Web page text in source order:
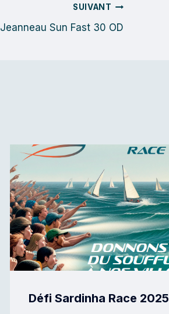
SUIVANT
Jeanneau Sun Fast 30 OD
Défi Sardinha Race 2025